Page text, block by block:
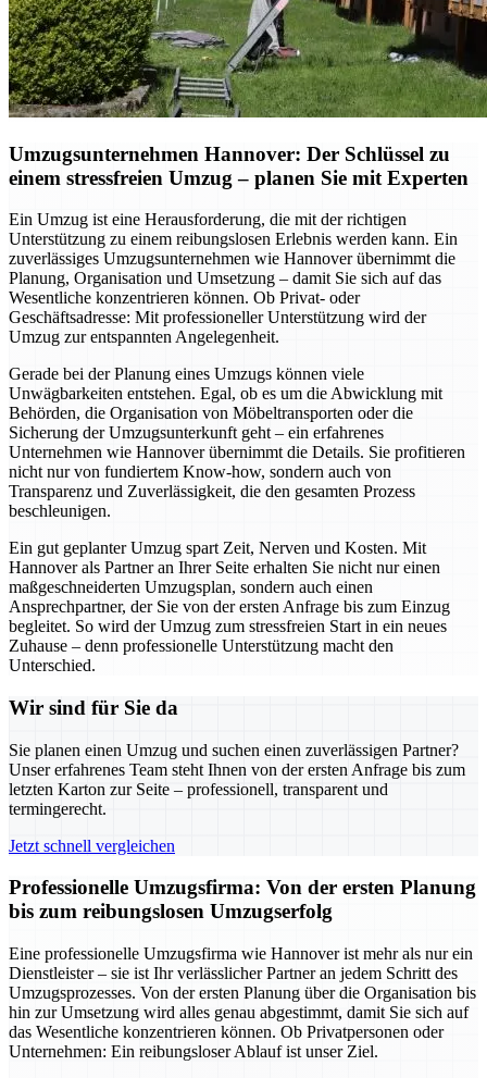
Umzugsunternehmen Hannover: Der Schlüssel zu
einem stressfreien Umzug – planen Sie mit Experten
Ein Umzug ist eine Herausforderung, die mit der richtigen
Unterstützung zu einem reibungslosen Erlebnis werden kann. Ein
zuverlässiges Umzugsunternehmen wie Hannover übernimmt die
Planung, Organisation und Umsetzung – damit Sie sich auf das
Wesentliche konzentrieren können. Ob Privat- oder
Geschäftsadresse: Mit professioneller Unterstützung wird der
Umzug zur entspannten Angelegenheit.
Gerade bei der Planung eines Umzugs können viele
Unwägbarkeiten entstehen. Egal, ob es um die Abwicklung mit
Behörden, die Organisation von Möbeltransporten oder die
Sicherung der Umzugsunterkunft geht – ein erfahrenes
Unternehmen wie Hannover übernimmt die Details. Sie profitieren
nicht nur von fundiertem Know-how, sondern auch von
Transparenz und Zuverlässigkeit, die den gesamten Prozess
beschleunigen.
Ein gut geplanter Umzug spart Zeit, Nerven und Kosten. Mit
Hannover als Partner an Ihrer Seite erhalten Sie nicht nur einen
maßgeschneiderten Umzugsplan, sondern auch einen
Ansprechpartner, der Sie von der ersten Anfrage bis zum Einzug
begleitet. So wird der Umzug zum stressfreien Start in ein neues
Zuhause – denn professionelle Unterstützung macht den
Unterschied.
Wir sind für Sie da
Sie planen einen Umzug und suchen einen zuverlässigen Partner?
Unser erfahrenes Team steht Ihnen von der ersten Anfrage bis zum
letzten Karton zur Seite – professionell, transparent und
termingerecht.
Jetzt schnell vergleichen
Professionelle Umzugsfirma: Von der ersten Planung
bis zum reibungslosen Umzugserfolg
Eine professionelle Umzugsfirma wie Hannover ist mehr als nur ein
Dienstleister – sie ist Ihr verlässlicher Partner an jedem Schritt des
Umzugsprozesses. Von der ersten Planung über die Organisation bis
hin zur Umsetzung wird alles genau abgestimmt, damit Sie sich auf
das Wesentliche konzentrieren können. Ob Privatpersonen oder
Unternehmen: Ein reibungsloser Ablauf ist unser Ziel.